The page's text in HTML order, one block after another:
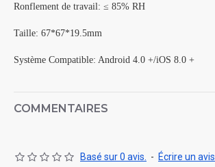
Ronflement de travail: ≤ 85% RH
Taille: 67*67*19.5mm
Système Compatible: Android 4.0 +/iOS 8.0 +
COMMENTAIRES
Basé sur 0 avis. - Écrire un avis